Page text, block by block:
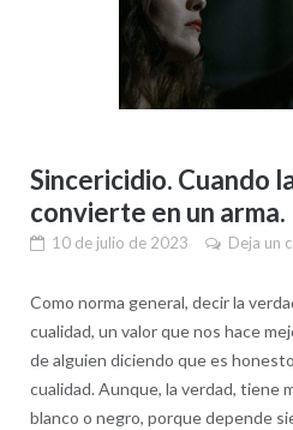
Sincericidio. Cuando
convierte en un arma.
10 de julio de 2023 Deja un
Como norma general, decir la
cualidad, un valor que nos hace
de alguien diciendo que es
cualidad. Aunque, la verdad, tiene
blanco o negro, porque depende